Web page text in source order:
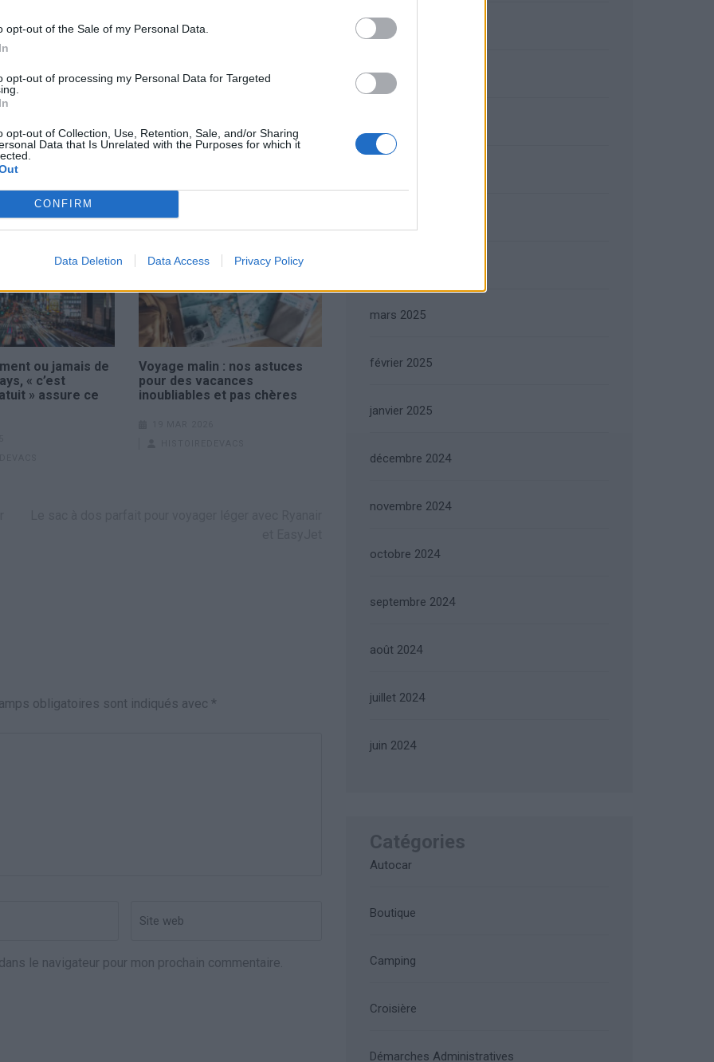
opt-out of the Sale of my Personal Data.
opt-out of processing my Personal Data for Targeted
opt-out of Collection, Use, Retention, Sale, and/or Sharing
Data that Is Unrelated with the Purposes for which it
CONFIRM
Data Deletion Data Access Privacy Policy
« Capitale européenne de la culture » en 2020,
et à l’ouverture de nouveaux lieux culturels.
en musée, témoigne de son passé industriel et
culturel et abordable.
l’on peut manger et boire à petit prix tout en combinant
d’île en île, cette cité encore peu connue pourrait
moins médiatisées en Europe méritent également le
ou jamais de
« c’est
» assure ce
Voyage malin : nos astuces
pour des vacances
inoubliables et pas chères
obligatoires sont indiqués avec *
web
le navigateur pour mon prochain commentaire.
septembre 2025
août 2025
mars 2025
février 2025
janvier 2025
décembre 2024
novembre 2024
octobre 2024
septembre 2024
août 2024
juillet 2024
juin 2024
Catégories
Autocar
Boutique
Camping
Croisière
Démarches Administratives